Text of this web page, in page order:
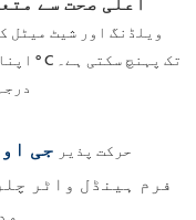
اعلی صحت سے
ویلڈنگ اور شیٹ میٹل
اپنائیں. درجہ حرارت کنٹرول کی درستگی ±0.3 ° C تک پہنچ سکتی ہے۔
حرکت پذیر جی
فرم ہینڈل واٹر